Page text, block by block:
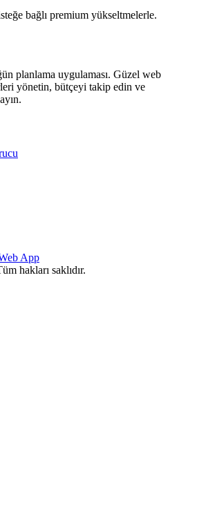
bağlı premium yükseltmelerle.
planlama uygulaması. Güzel web
yönetin, bütçeyi takip edin ve
App
hakları saklıdır.